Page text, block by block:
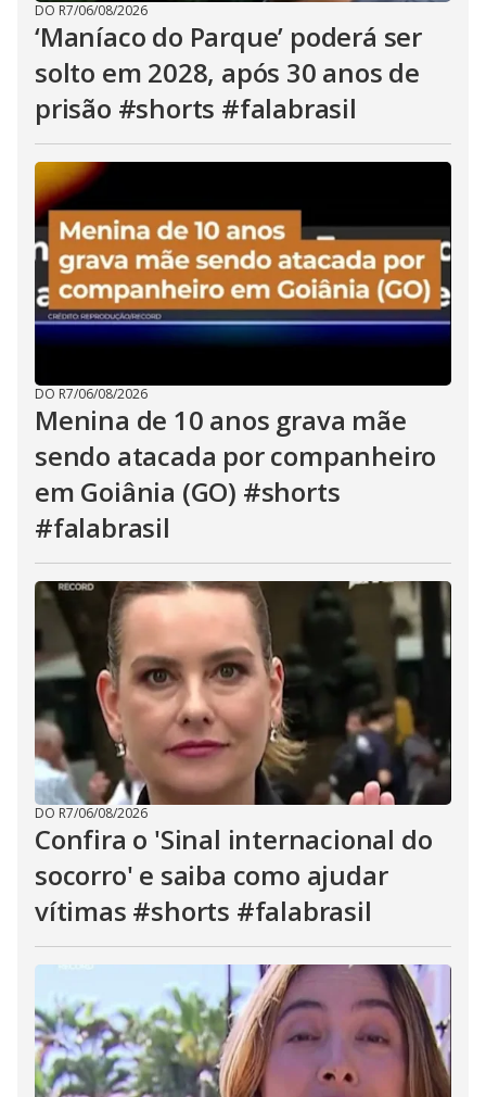
DO R7/06/08/2026
‘Maníaco do Parque’ poderá ser
solto em 2028, após 30 anos de
prisão #shorts #falabrasil
DO R7/06/08/2026
Menina de 10 anos grava mãe
sendo atacada por companheiro
em Goiânia (GO) #shorts
#falabrasil
DO R7/06/08/2026
Confira o 'Sinal internacional do
socorro' e saiba como ajudar
vítimas #shorts #falabrasil